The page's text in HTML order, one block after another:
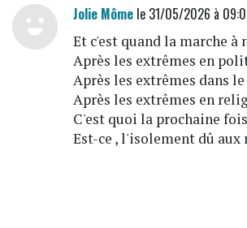
Jolie Mômele 31/05/2026 à
Et c'est quand la marche à
Après les extrêmes en
Après les extrêmes dans
Après les extrêmes en
C'est quoi la prochaine
Est-ce , l'isolement dû aux
qui cré le besoin de se
des rassemblements de